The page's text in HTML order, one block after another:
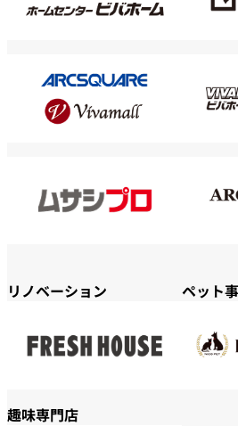
リノベーション ペット
趣味専門店